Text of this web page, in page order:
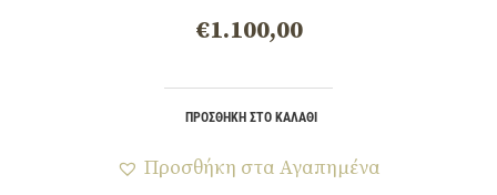
€1.100,00
ΠΡΟΣΘΉΚΗ ΣΤΟ ΚΑΛΆΘΙ
Προσθήκη στα Αγαπημένα